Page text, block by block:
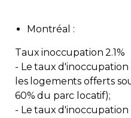
Médias
FAQ
Montréal :
Taux inoccupation 2.1%
- Le taux d'inoccupation
les logements offerts
60% du parc locatif);
- Le taux